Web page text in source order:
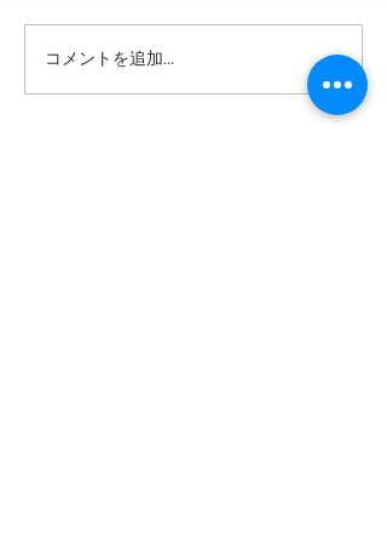
毎月ご成約を頂いており
ます。
コメントを追加…